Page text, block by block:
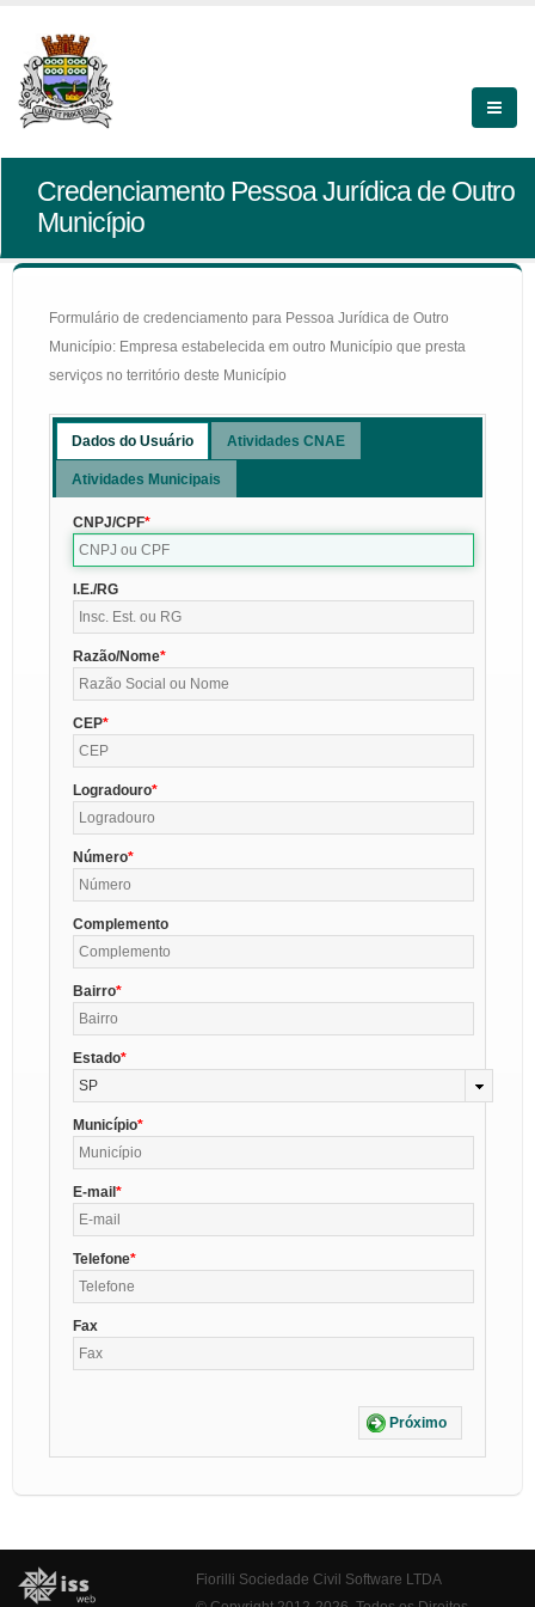
Credenciamento Pessoa Jurídica de Outro
Município
Formulário de credenciamento para Pessoa Jurídica de Outro
Município: Empresa estabelecida em outro Município que presta
serviços no território deste Município
Dados do Usuário Atividades CNAE
Atividades Municipais
CNPJ/CPF
I.E./RG
Razão/Nome
CEP
Logradouro
Número
Complemento
Bairro
Estado
SP
Município
E-mail
Telefone
Fax
Próximo
Fiorilli Sociedade Civil Software LTDA